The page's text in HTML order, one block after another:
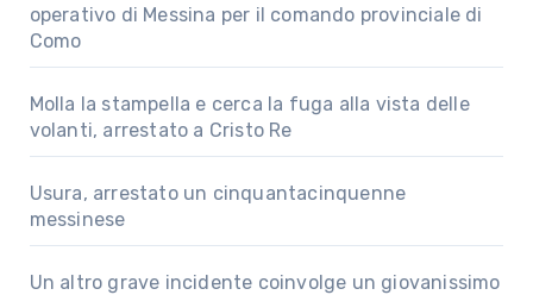
operativo di Messina per il comando provinciale di
Como
Molla la stampella e cerca la fuga alla vista delle
volanti, arrestato a Cristo Re
Usura, arrestato un cinquantacinquenne
messinese
Un altro grave incidente coinvolge un giovanissimo